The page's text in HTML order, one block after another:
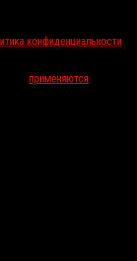
конфиденциальности
применяются